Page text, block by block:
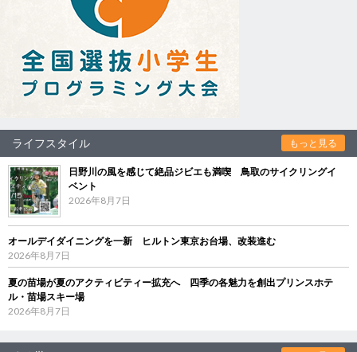
ライフスタイル もっと見る
日野川の風を感じて絶品ジビエも満喫 鳥取のサイクリングイ
ベント
2026年8月7日
オールデイダイニングを一新 ヒルトン東京お台場、改装進む
2026年8月7日
夏の苗場が夏のアクティビティー拡充へ 四季の各魅力を創出プリンスホテ
ル・苗場スキー場
2026年8月7日